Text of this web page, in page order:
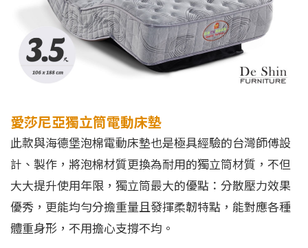
愛莎尼亞獨立筒電動床墊
此款與海德堡泡棉電動床墊也是極具經驗的台灣師傅設
計、製作，將泡棉材質更換為耐用的獨立筒材質，不但
大大提升使用年限，獨立筒最大的優點：分散壓力效果
優秀，更能均勻分擔重量且發揮柔韌特點，能對應各種
體重身形，不用擔心支撐不均。